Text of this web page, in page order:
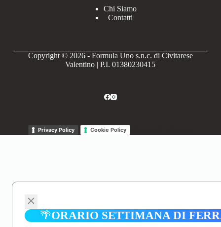
Chi Siamo
Contatti
Copyright © 2026 - Formula Uno s.n.c. di Civitarese
Valentino | P.I. 01380230415
Privacy Policy Cookie Policy
🌴ORARIO SETTIMANA DI